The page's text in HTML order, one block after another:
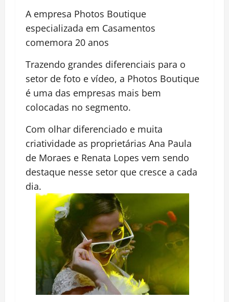
A empresa Photos Boutique
especializada em Casamentos
comemora 20 anos
Trazendo grandes diferenciais para o
setor de foto e vídeo, a Photos Boutique
é uma das empresas mais bem
colocadas no segmento.
Com olhar diferenciado e muita
criatividade as proprietárias Ana Paula
de Moraes e Renata Lopes vem sendo
destaque nesse setor que cresce a cada
dia.